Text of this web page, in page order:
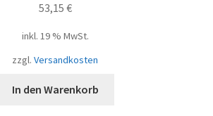
53,15 €
inkl. 19 % MwSt.
zzgl. Versandkosten
In den Warenkorb